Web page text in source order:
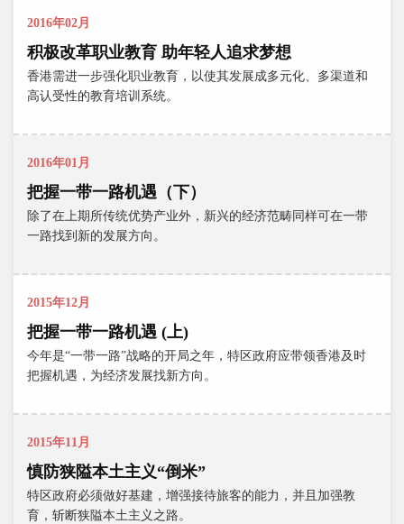
2016年02月
积极改革职业教育 助年轻人追求梦想
香港需进一步强化职业教育，以使其发展成多元化、多渠道和
高认受性的教育培训系统。
2016年01月
把握一带一路机遇（下）
除了在上期所传统优势产业外，新兴的经济范畴同样可在一带
一路找到新的发展方向。
2015年12月
把握一带一路机遇 (上)
今年是“一带一路”战略的开局之年，特区政府应带领香港及时
把握机遇，为经济发展找新方向。
2015年11月
慎防狭隘本土主义“倒米”
特区政府必须做好基建，增强接待旅客的能力，并且加强教
育，斩断狭隘本土主义之路。